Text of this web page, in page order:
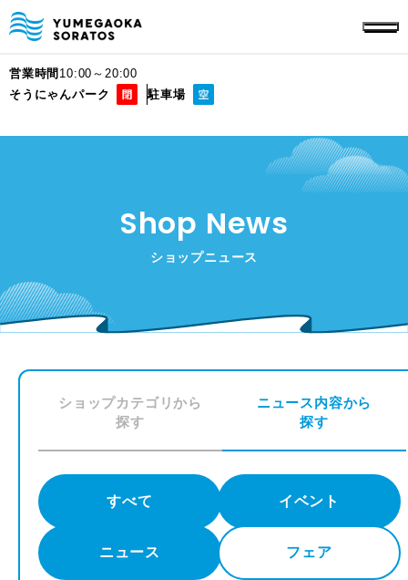
営業時間 10:00～20:00
そうにゃんパーク
駐車場
Shop News
ショップニュース
ショップカテゴリから
探す
ニュース内容から
探す
すべて イベント
ニュース フェア